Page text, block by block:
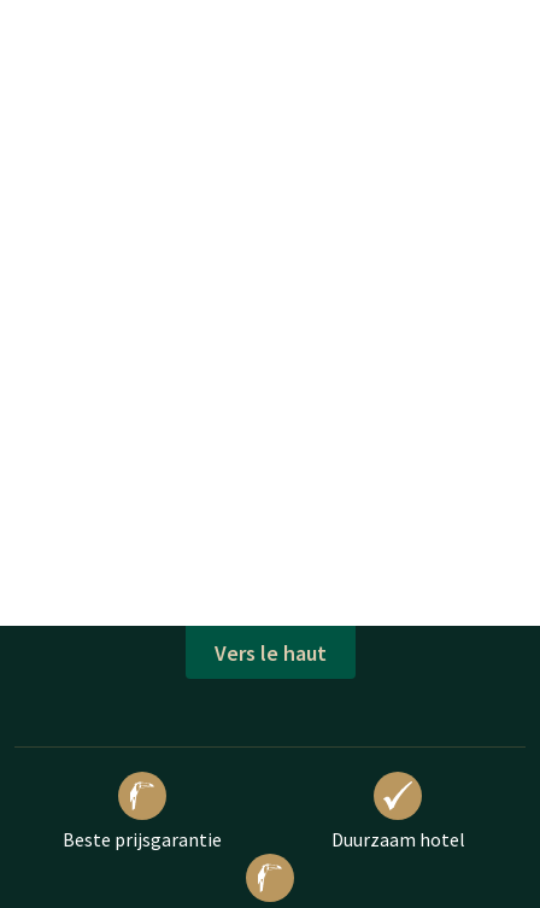
Vers le haut
Beste prijsgarantie Duurzaam hotel